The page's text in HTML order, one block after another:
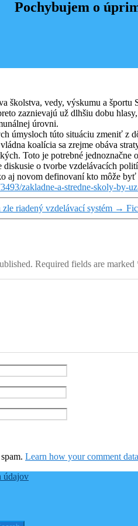
Pochybujem o
školstva, vedy, výskumu a športu
zaznievajú už dlhšiu dobu
úrovni.
úmysloch túto situáciu zmeniť z
koalícia sa zrejme obáva
Toto je potrebné jednoznačne
diskusie o tvorbe vzdelávacích
aj novom definovaní kto môže
zakladne-a-stredne-skoly-by-
riadený vzdelávací systém →
Required fields are marked
Learn how your comment
údajov